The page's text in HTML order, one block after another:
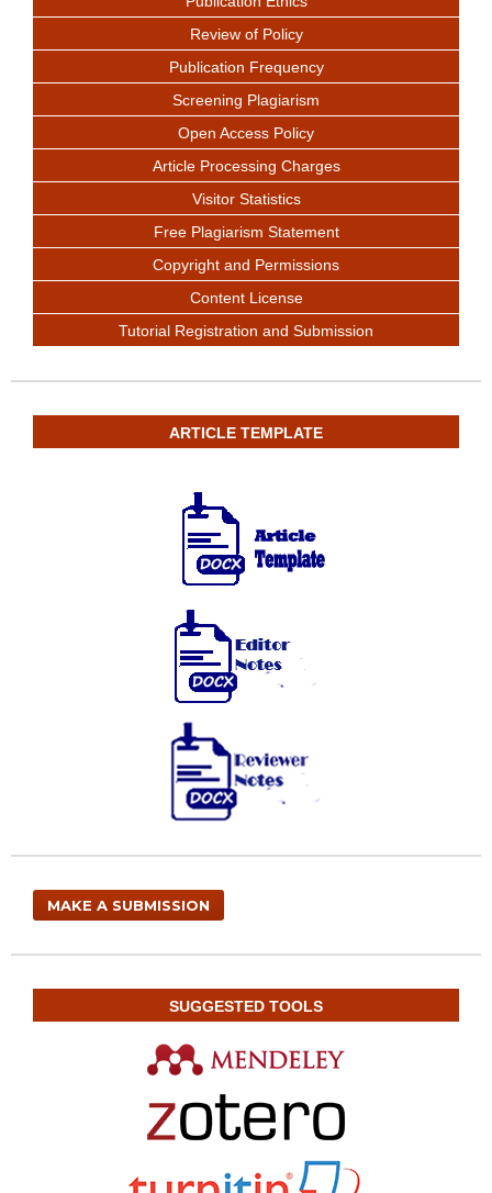
Review of Policy
Publication Frequency
Screening Plagiarism
Open Access Policy
Article Processing Charges
Visitor Statistics
Free Plagiarism Statement
Copyright and Permissions
Content License
Tutorial Registration and Submission
ARTICLE TEMPLATE
MAKE A SUBMISSION
SUGGESTED TOOLS